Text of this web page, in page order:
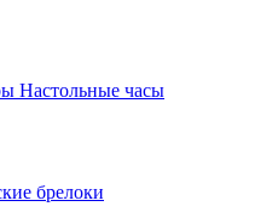
Настольные часы
брелоки